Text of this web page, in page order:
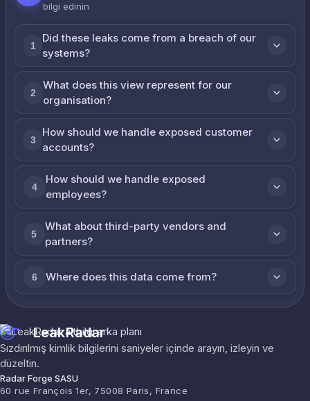
bilgi edinin
1
Did these leaks come from a breach of our
systems?
2
What does this view represent for our
organisation?
3
How should we handle exposed customer
accounts?
4
How should we handle exposed
employees?
5
What about third-party vendors and
partners?
6 Where does this data come from?
LeakRadar
Sızdırılmış kimlik bilgilerini saniyeler içinde arayın, izleyin ve
düzeltin.
Radar Forge SASU
60 rue François 1er, 75008 Paris, France